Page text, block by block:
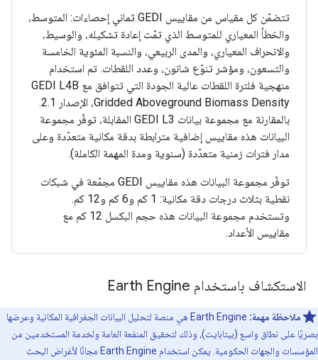
تتضمّن كل مقياس من مقاييس GEDI ثماني إحصاءات: المتوسط،
والخطأ المعياري للمتوسط الذي تمّت إعادة تشكيله، والوسيط،
والانحراف المعياري، والمدى الربيعي، والنسبة المئوية الخامسة
والتسعون، ومؤشر تنوّع شانون، وعدد اللقطات. تم استخدام
منهجية فلترة اللقطات عالية الجودة التي تتوافق مع GEDI L4B
Gridded Aboveground Biomass Density، الإصدار 2.1.
بالمقارنة مع مجموعة بيانات GEDI L3 المقابلة، توفّر مجموعة
البيانات هذه مقاييس إضافية مترابطة بدقة مكانية متعدّدة وعلى
مدار فترات زمنية متعدّدة (سنوية ومدة المهمة الكاملة).
توفّر مجموعة البيانات هذه مقاييس GEDI مجمّعة في شبكات
نقطية بثلاث درجات دقة مكانية: 1 كم و6 كم و12 كم.
وتستخدم مجموعة البيانات هذه حجم البكسل 12 كم مع
مقاييس الأعداد.
الاستكشاف باستخدام Earth Engine
ملاحظة مهمة:
‫Earth Engine هي منصة لتحليل البيانات الجغرافية المكانية وعرضها
بصريًا على نطاق واسع (بيتابايت)، وذلك لتحقيق المنفعة العامة ولخدمة المستخدمين من
المؤسسات والجهات الحكومية. يمكن استخدام Earth Engine مجانًا لأغراض البحث